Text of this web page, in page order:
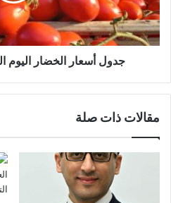
جدول أسعار الخضار اليوم
مقالات ذات صلة